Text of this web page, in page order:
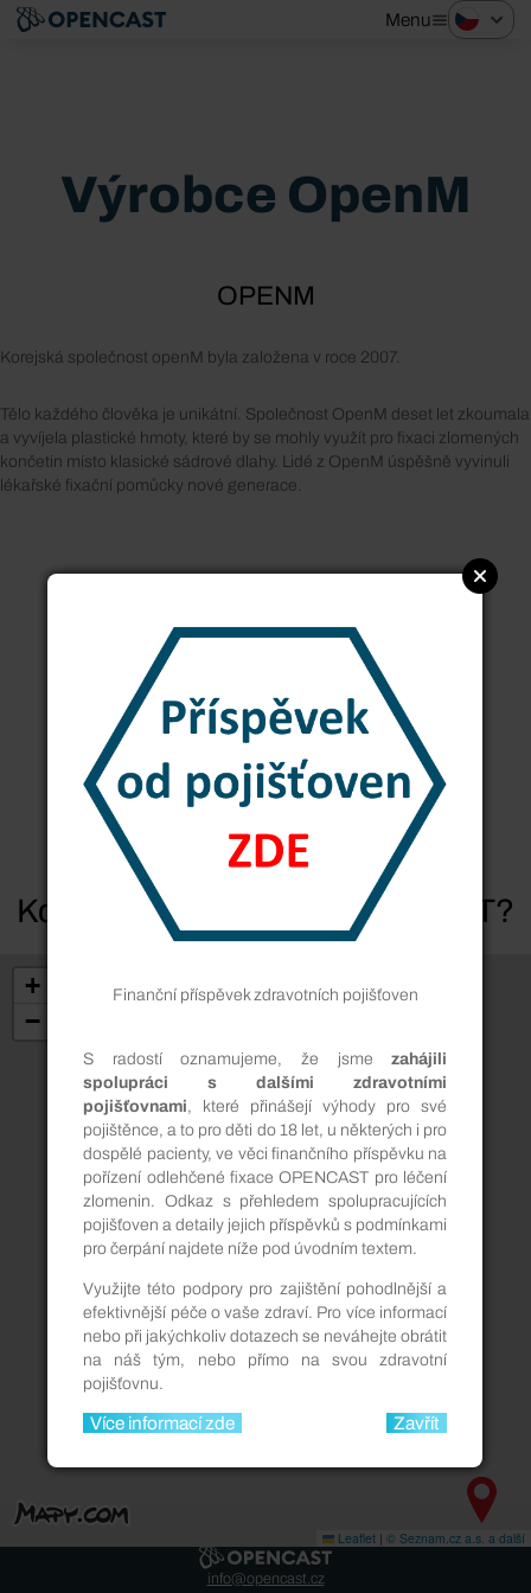
Menu
Výrobce OpenM
OPENM
Korejská společnost openM byla založena v roce 2007.
Tělo každého člověka je unikátní. Společnost OpenM deset let zkoumala
a vyvíjela plastické hmoty, které by se mohly využít pro fixaci zlomených
končetin místo klasické sádrové dlahy. Lidé z OpenM úspěšně vyvinuli
lékařské fixační pomůcky nové generace.
Kde je možné získat OPENCAST?
3
5
3
5
2 2
2
3
3
6
5
5
7
7
14
+
−
Leaflet | © Seznam.cz a.s. a další
info@opencast.cz
Finanční příspěvek zdravotních pojišťoven
S radostí oznamujeme, že jsmezahájili
spolupráci s dalšími zdravotními
pojišťovnami, které přinášejí výhody pro své
pojištěnce, a to pro děti do 18 let, u některých i pro
dospělé pacienty, ve věci finančního příspěvku na
pořízení odlehčené fixace OPENCAST pro léčení
zlomenin. Odkaz s přehledem spolupracujících
pojišťoven a detaily jejich příspěvků s podmínkami
pro čerpání najdete níže pod úvodním textem.
Využijte této podpory pro zajištění pohodlnější a
efektivnější péče o vaše zdraví. Pro více informací
nebo při jakýchkoliv dotazech se neváhejte obrátit
na náš tým, nebo přímo na svou zdravotní
pojišťovnu.
Více informací zde Zavřít